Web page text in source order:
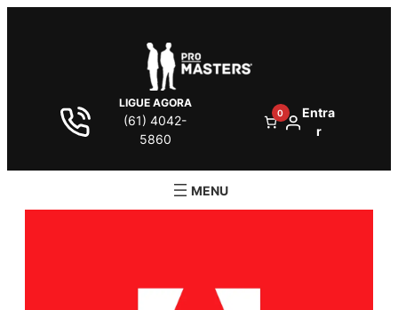
LIGUE AGORA
(61) 4042-
5860
0
Entra
r